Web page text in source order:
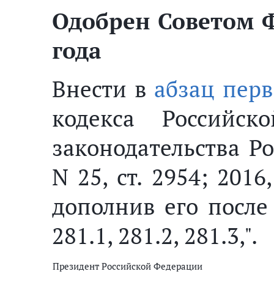
Одобрен Советом
года
Внести в абзац
кодекса
законодательства
N 25, ст. 2954;
дополнив его
281.1, 281.2, 281.3,".
Президент Российской Федерации